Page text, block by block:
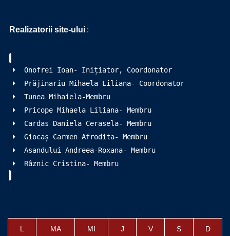
Realizatorii site-ului :
Onofrei Ioan- Inițiator, Coordonator
Prăjinariu Mihaela Liliana- Coordonator
Tunea Mihaiela-Membru
Pricope Mihaela Liliana- Membru
Cardas Daniela Cerasela- Membru
Giocaș Carmen Afrodita- Membru
Asandului Andreea-Roxana- Membru
Râznic Cristina- Membru
L MA MI J V S D